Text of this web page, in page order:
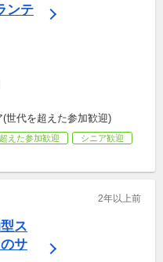
ンテ
世代を超えた参加歓迎)
えた参加歓迎
シニア歓迎
2年以上前
ス
サ